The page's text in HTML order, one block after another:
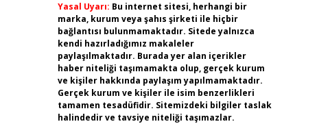
Yasal Uyarı: Bu internet sitesi, herhangi bir
marka, kurum veya şahıs şirketi ile hiçbir
bağlantısı bulunmamaktadır. Sitede yalnızca
kendi hazırladığımız makaleler
paylaşılmaktadır. Burada yer alan içerikler
haber niteliği taşımamakta olup, gerçek kurum
ve kişiler hakkında paylaşım yapılmamaktadır.
Gerçek kurum ve kişiler ile isim benzerlikleri
tamamen tesadüfidir. Sitemizdeki bilgiler taslak
halindedir ve tavsiye niteliği taşımazlar.